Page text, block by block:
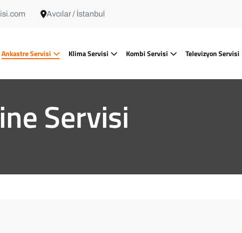
Avcılar / İstanbul
Ankastre Servisi Klima Servisi Kombi Servisi Televizyon Servisi
Servisi